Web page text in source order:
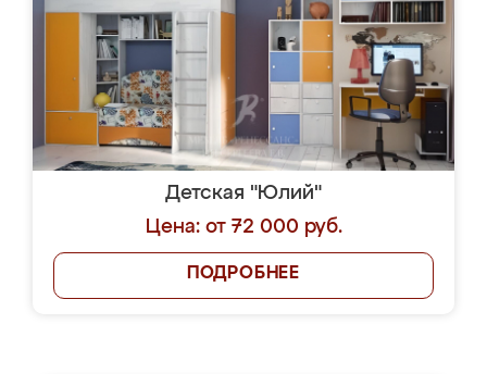
Детская "Юлий"
Цена: от 72 000 руб.
ПОДРОБНЕЕ